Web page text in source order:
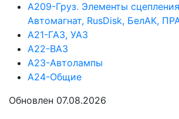
А209-Груз. Элементы
Автомагнат, RusDisk, БелАК,
А21-ГАЗ, УАЗ
А22-ВАЗ
А23-Автолампы
А24-Общие
Обновлен 07.08.2026